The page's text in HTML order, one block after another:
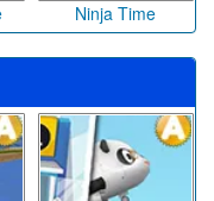
Ninja Time